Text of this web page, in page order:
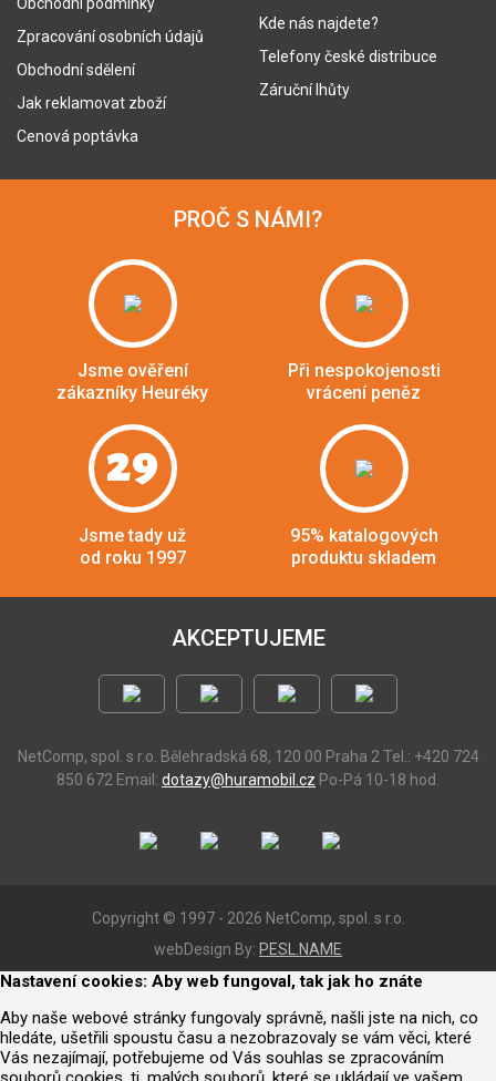
Zpracování osobních údajů
Obchodní sdělení
Jak reklamovat zboží
Cenová poptávka
Kde nás najdete?
Telefony české distribuce
Záruční lhůty
PROČ S NÁMI?
Jsme ověření
zákazníky Heuréky
Při nespokojenosti
vrácení peněz
29
Jsme tady už
od roku 1997
95% katalogových
produktu skladem
AKCEPTUJEME
NetComp, spol. s r.o. Bělehradská 68, 120 00 Praha 2 Tel.: +420 724
850 672 Email: dotazy@huramobil.cz Po-Pá 10-18 hod.
Copyright © 1997 - 2026 NetComp, spol. s r.o.
webDesign By: PESL.NAME
Nastavení cookies: Aby web fungoval, tak jak ho znáte
Aby naše webové stránky fungovaly správně, našli jste na nich, co
hledáte, ušetřili spoustu času a nezobrazovaly se vám věci, které
Vás nezajímají, potřebujeme od Vás souhlas se zpracováním